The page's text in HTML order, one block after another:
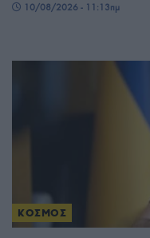
10/08/2026 - 11:13πμ
ΚΟΣΜΟΣ